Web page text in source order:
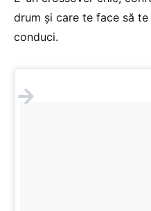
drum și care te face să
conduci.